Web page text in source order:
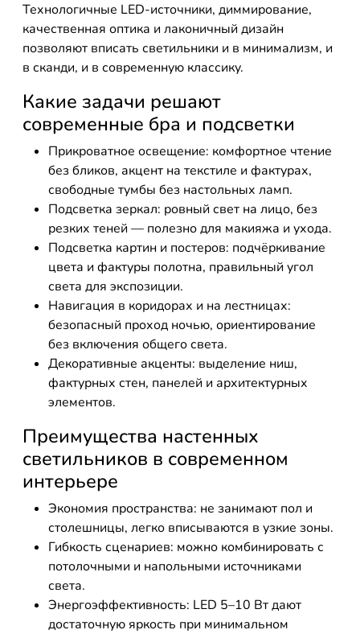
Технологичные LED-источники, диммирование,
качественная оптика и лаконичный дизайн
позволяют вписать светильники и в минимализм, и
в сканди, и в современную классику.
Какие задачи решают
современные бра и подсветки
Прикроватное освещение: комфортное чтение
без бликов, акцент на текстиле и фактурах,
свободные тумбы без настольных ламп.
Подсветка зеркал: ровный свет на лицо, без
резких теней — полезно для макияжа и ухода.
Подсветка картин и постеров: подчёркивание
цвета и фактуры полотна, правильный угол
света для экспозиции.
Навигация в коридорах и на лестницах:
безопасный проход ночью, ориентирование
без включения общего света.
Декоративные акценты: выделение ниш,
фактурных стен, панелей и архитектурных
элементов.
Преимущества настенных
светильников в современном
интерьере
Экономия пространства: не занимают пол и
столешницы, легко вписываются в узкие зоны.
Гибкость сценариев: можно комбинировать с
потолочными и напольными источниками
света.
Энергоэффективность: LED 5–10 Вт дают
достаточную яркость при минимальном